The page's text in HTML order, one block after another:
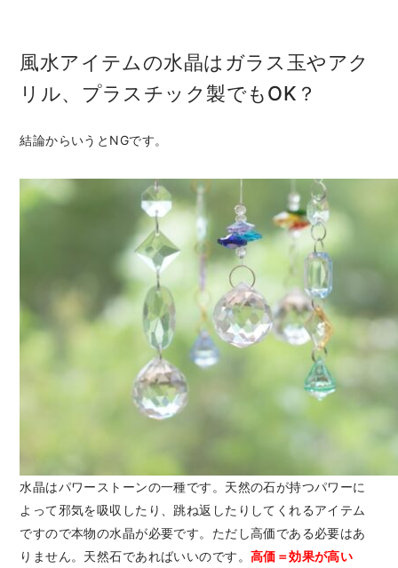
風水アイテムの水晶はガラス玉やアク
リル、プラスチック製でもOK？
結論からいうとNGです。
水晶はパワーストーンの一種です。天然の石が持つパワーに
よって邪気を吸収したり、跳ね返したりしてくれるアイテム
ですので本物の水晶が必要です。ただし高価である必要はあ
りません。天然石であればいいのです。 高価＝効果が高い